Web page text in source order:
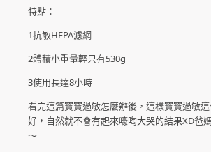
特點：
1抗敏HEPA濾網
2體積小重量輕只有530g
3使用長達8小時
看完這篇寶寶過敏怎麼辦後，這樣寶寶過敏
好，自然就不會有起來嚎啕大哭的結果XD爸
～